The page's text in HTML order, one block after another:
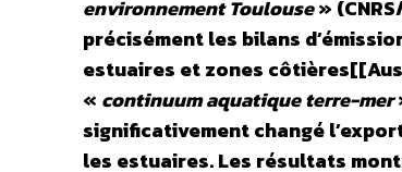
environnement Toulouse»
précisément les bilans
estuaires et zones
« continuum aquatique terre-mer
significativement changé
les estuaires. Les résultats